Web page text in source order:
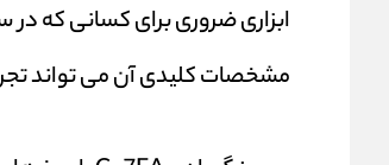
ابزاری ضروری برای کسانی که در
مشخصات کلیدی آن می تواند